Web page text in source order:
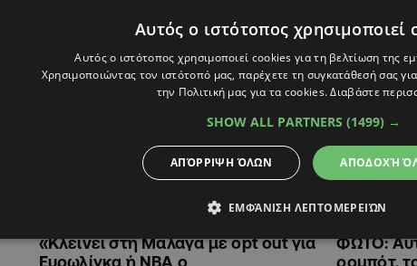
«Κλείνει στη Μάλαγα με opt out για
Ευρωλίγκα ή ΝΒA ο
ΔΙΕΘΝΗ
ΦΩΤΟ:
ρομπότ,
Αυτός ο ιστότοπος χρησιμοποιεί
Αυτός ο ιστότοπος χρησιμοποιεί cookies για τη βελτίωση της
Χρησιμοποιώντας τον ιστότοπό μας, παρέχετε τη συγκατάθεσή σας
την Πολιτική μας για τα cookies.Διαβάστε
SHOW ALL PARTNERS (1499) →
ΑΠΟΔΟΧΉ
ΑΠΌΡΡΙΨΗ ΌΛΩΝ
ΕΜΦΆΝΙΣΗ ΛΕΠΤΟΜΕΡΕΙΏΝ